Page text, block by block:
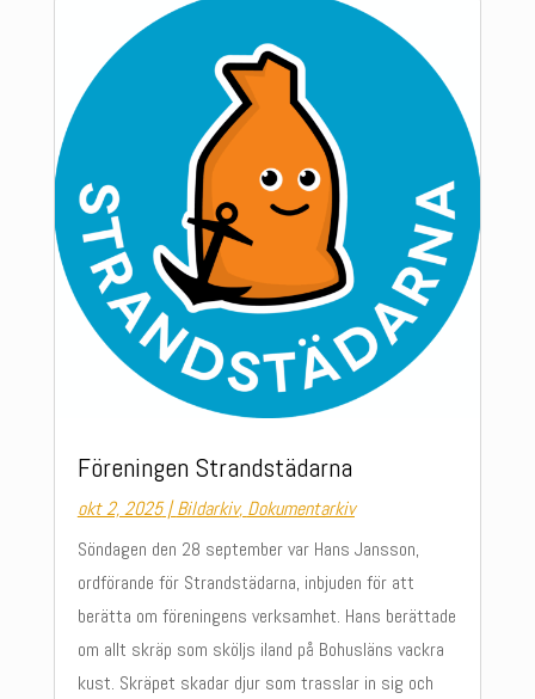
Föreningen Strandstädarna
okt 2, 2025|Bildarkiv, Dokumentarkiv
Söndagen den 28 september var Hans Jansson,
ordförande för Strandstädarna, inbjuden för att
berätta om föreningens verksamhet. Hans berättade
om allt skräp som sköljs iland på Bohusläns vackra
kust. Skräpet skadar djur som trasslar in sig och